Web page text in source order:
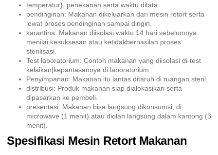
temperatur}, penekanan serta waktu ditata.
pendinginan: Makanan dikeluarkan dari mesin retort serta
lewat proses pendinginan sampai dingin.
karantina: Makanan diisolasi waktu 14 hari sebelumnya
menilai kesuksesan atau ketidakberhasilan proses
sterilisasi.
Test laboratorium: Contoh makanan yang diisolasi di-test
kelaikan|kepantasannya di laboratorium.
Penyimpanan: Makanan itu lantas ditaruh di ruangan steril.
distribusi: Produk makanan siap dialokasikan serta
dipasarkan ke pembeli.
presentasi: Makanan bisa langsung dikonsumsi, di
microwave (1 menit) atau diolah langsung dalam kantong (3
menit).
Spesifikasi Mesin Retort Makanan